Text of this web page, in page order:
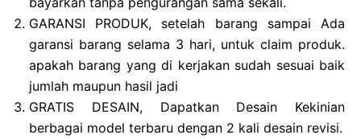
GARANSI PRODUK, setelah barang sampai Ada
garansi barang selama 3 hari, untuk claim produk.
apakah barang yang di kerjakan sudah sesuai baik
jumlah maupun hasil jadi
GRATIS DESAIN, Dapatkan Desain Kekinian
berbagai model terbaru dengan 2 kali desain revisi.